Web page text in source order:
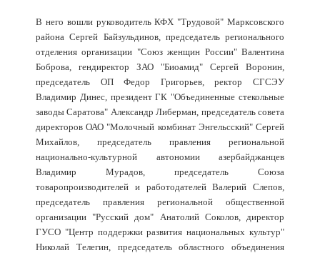
В него вошли руководитель КФХ "Трудовой" Марксовского
района Сергей Байзульдинов, председатель регионального
отделения организации "Союз женщин России" Валентина
Боброва, гендиректор ЗАО "Биоамид" Сергей Воронин,
председатель ОП Федор Григорьев, ректор СГСЭУ
Владимир Динес, президент ГК "Объединенные стекольные
заводы Саратова" Александр Либерман, председатель совета
директоров ОАО "Молочный комбинат Энгельсский" Сергей
Михайлов, председатель правления региональной
национально-культурной автономии азербайджанцев
Владимир Мурадов, председатель Союза
товаропроизводителей и работодателей Валерий Слепов,
председатель правления региональной общественной
организации "Русский дом" Анатолий Соколов, директор
ГУСО "Центр поддержки развития национальных культур"
Николай Телегин, председатель областного объединения